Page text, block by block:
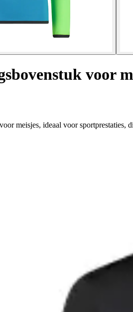
voor
meisjes, ideaal voor sportprestaties,